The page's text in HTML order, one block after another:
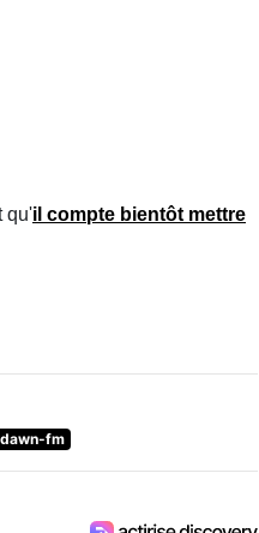
qu'il compte bientôt mettre
dawn-fm